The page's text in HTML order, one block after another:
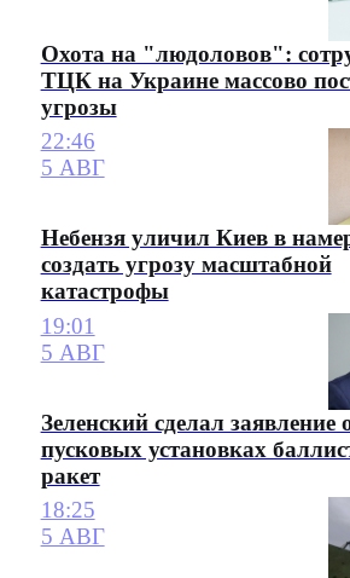
Охота на "людоловов":
ТЦК на Украине массово
угрозы
22:46
5 АВГ
Небензя уличил Киев в
создать угрозу масштабной
катастрофы
19:01
5 АВГ
Зеленский сделал заявление
пусковых установках
ракет
18:25
5 АВГ